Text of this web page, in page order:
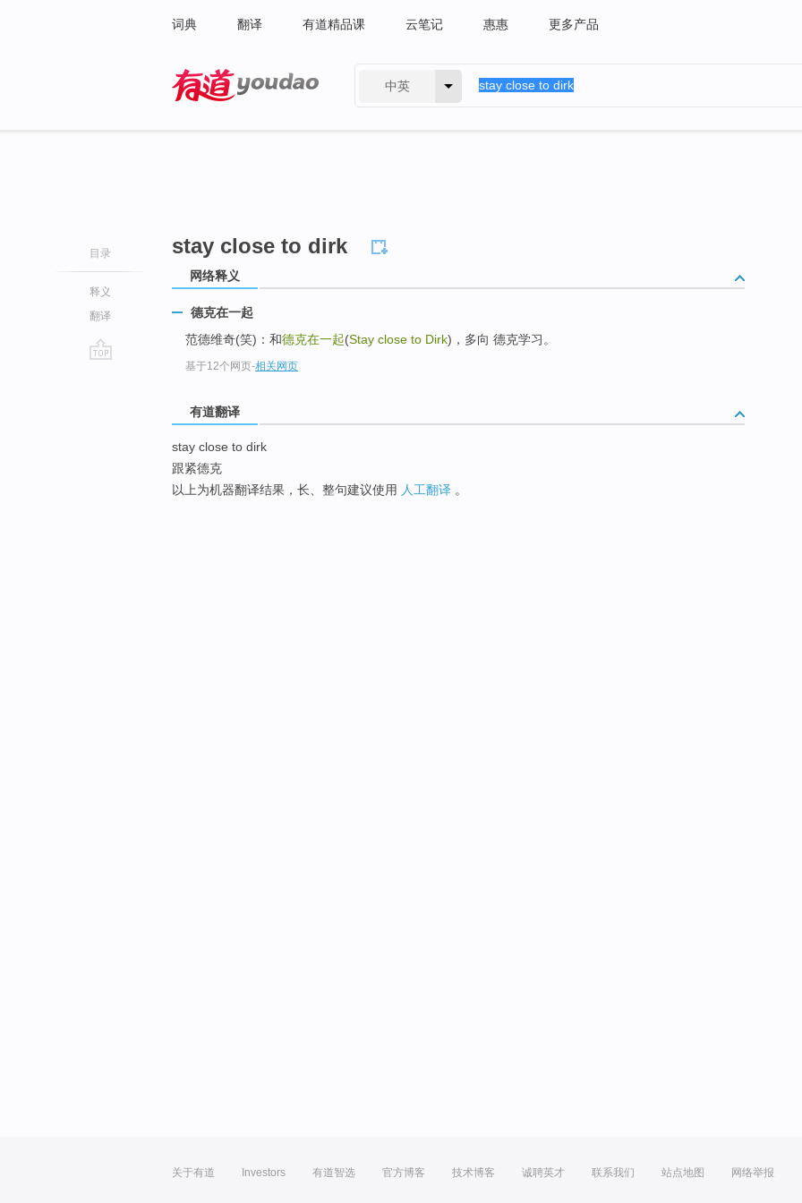
词典 翻译 有道精品课 云笔记 惠惠 更多产品
中英
目录
释义
翻译
stay close to dirk
网络释义
德克在一起
范德维奇(笑)：和德克在一起(Stay close to Dirk)，多向 德克学习。
基于12个网页-相关网页
有道翻译
stay close to dirk
跟紧德克
以上为机器翻译结果，长、整句建议使用 人工翻译 。
关于有道 Investors 有道智选 官方博客 技术博客 诚聘英才 联系我们 站点地图 网络举报